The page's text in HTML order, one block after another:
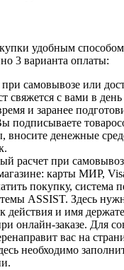
удобным
3 варианта оплаты:
самовывозе или
свяжется с вами в
и заранее
подписываете
вносите денежные
расчет при
карты МИР,
покупку, система
ASSIST. Здесь
действия и имя
онлайн-заказе. Для
вас на
необходимо